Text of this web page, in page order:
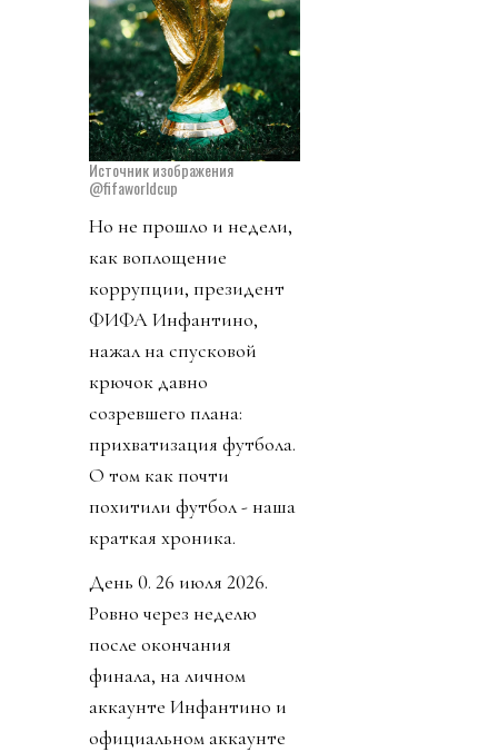
Источник изображения
@fifaworldcup
Но не прошло и недели,
как воплощение
коррупции, президент
ФИФА Инфантино,
нажал на спусковой
крючок давно
созревшего плана:
прихватизация футбола.
О том как почти
похитили футбол - наша
краткая хроника.
День 0. 26 июля 2026.
Ровно через неделю
после окончания
финала, на личном
аккаунте Инфантино и
официальном аккаунте